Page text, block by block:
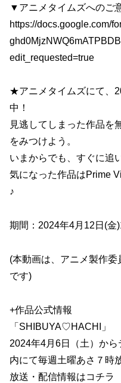
▼アニメタイムズへのご
https://docs.google.com/
edit_requested=true
★アニメタイムズにて、
中！
見逃してしまった作品を
をみつけよう。
いまからでも、すぐに追
気になった作品はPrime
♪
期間：2024年4月12日(金
(本動画は、アニメ製作
です)
+作品公式情報
「SHIBUYA♡HACHI」
2024年4月6日（土）から
内にて毎週土曜あさ７時
放送・配信情報はコチラ